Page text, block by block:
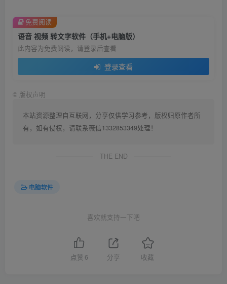
语音 视频 转文字软件（手机+电脑版）
此内容为免费阅读，请登录后查看
登录查看
免费阅读
© 版权声明
本站资源整理自互联网，分享仅供学习参考，版权归原作者所
有，如有侵权，请联系薇信1332853349处理！
THE END
电脑软件
喜欢就支持一下吧
点赞 6 分享 收藏